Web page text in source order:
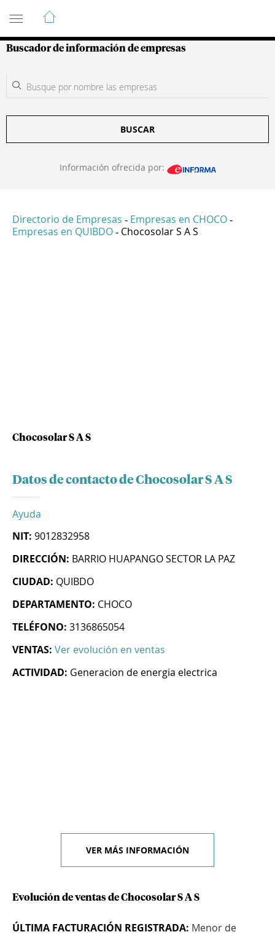
Guía de Empresas Colombianas
Buscador de información de empresas
BUSCAR
Información ofrecida por:
Directorio de Empresas - Empresas en CHOCO -
Empresas en QUIBDO - Chocosolar S A S
Chocosolar S A S
Datos de contacto de Chocosolar S A S
Ayuda
NIT: 9012832958
DIRECCIÓN: BARRIO HUAPANGO SECTOR LA PAZ
CIUDAD: QUIBDO
DEPARTAMENTO: CHOCO
TELÉFONO: 3136865054
VENTAS: Ver evolución en ventas
ACTIVIDAD: Generacion de energia electrica
VER MÁS INFORMACIÓN
Evolución de ventas de Chocosolar S A S
ÚLTIMA FACTURACIÓN REGISTRADA: Menor de